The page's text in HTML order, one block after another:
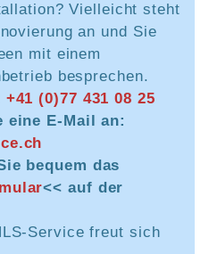
Vielleicht steht
an und Sie
mit einem
besprechen.
+41 (0)77 431 08 25
eine E-Mail an:
bequem das
<< auf der
Service freut sich